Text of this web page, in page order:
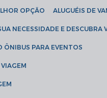
OPÇÃO ALUGUÉIS DE
NECESSIDADE E DESCUBRA
ÔNIBUS PARA EVENTOS